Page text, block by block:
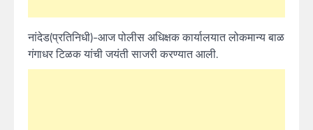
नांदेड(प्रतिनिधी)-आज पोलीस अधिक्षक कार्यालयात लोकमान्य बाळ
गंगाधर टिळक यांची जयंती साजरी करण्यात आली.